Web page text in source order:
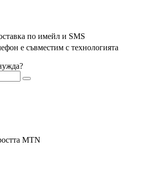
по имейл и SMS
е съвместим с технологията
MTN